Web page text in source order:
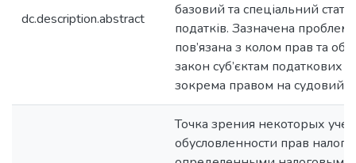
dc.description.abstract
базовий та спеціальний
податків. Зазначена
пов’язана з колом прав та
закон суб’єктам податкових
зокрема правом на судовий
Точка зрения некоторых
обусловленности прав